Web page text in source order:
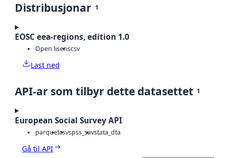
Distribusjonar 1
EOSC eea-regions, edition 1.0
Open lisenscsv
Last ned
API-ar som tilbyr dette datasettet 1
European Social Survey API
parquetcsvspss_savstata_dta
Gå til API